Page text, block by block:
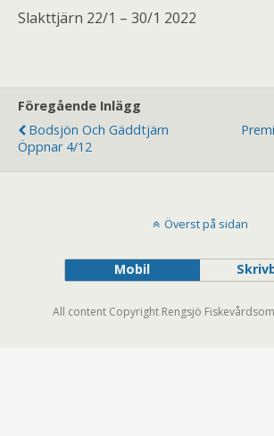
Slakttjärn 22/1 – 30/1 2022
Föregående Inlägg
Bodsjön Och Gäddtjärn
Öppnar 4/12
Överst på sidan
Mobil
All content Copyright Rengsjö